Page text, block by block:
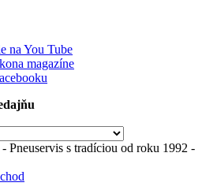
Pneuservis s tradíciou od roku 1992 -